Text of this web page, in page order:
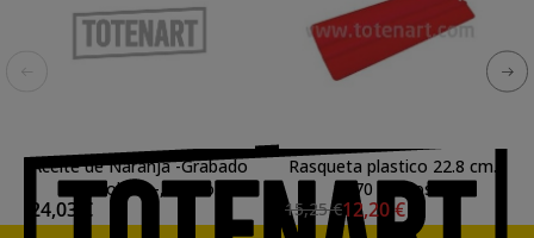
Aceite de Naranja -Grabado
Electrolitico-, 1 litro.
24,03 €
Rasqueta plastico 22.8 cm.,
70 grados.
15,25 €12,20 €